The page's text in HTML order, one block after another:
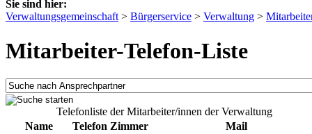
Sie sind hier:
Verwaltungsgemeinschaft > Bürgerservice > Verwaltung >
Mitarbeiter-Telefon-Liste
Telefonliste der Mitarbeiter/innen der Verwaltung
Name
Telefon Zimmer
Mail